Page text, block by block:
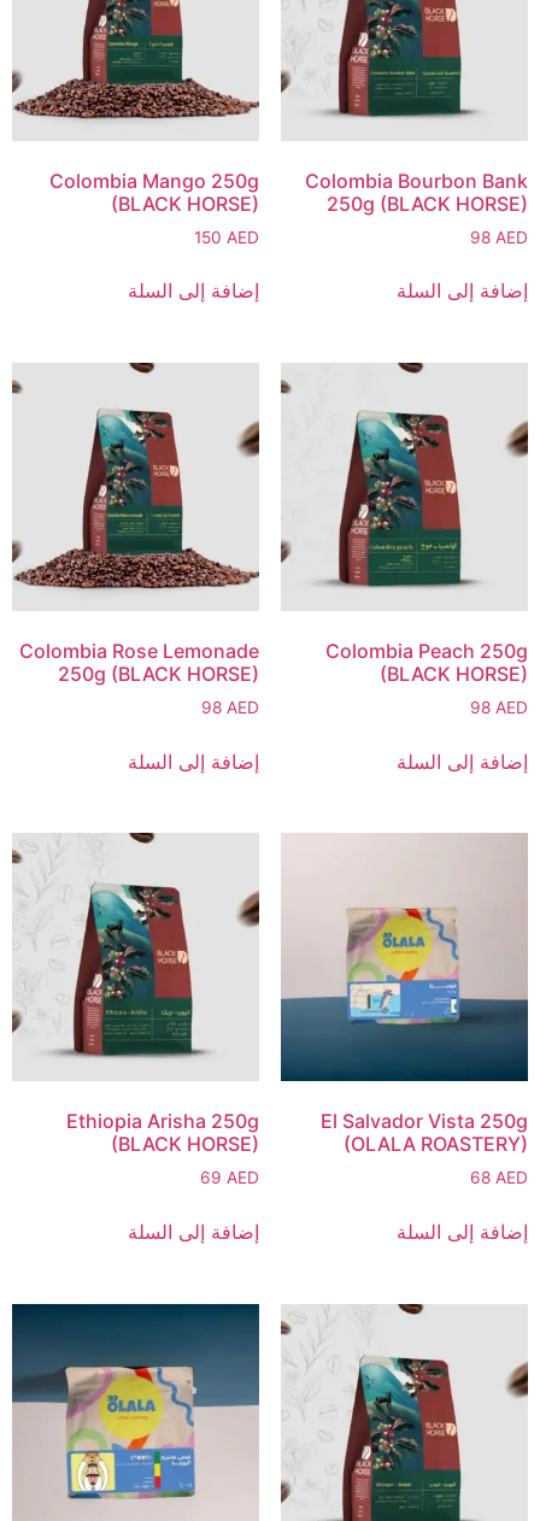
Colombia Bourbon Bank
250g (BLACK HORSE)
98 AED
إضافة إلى السلة
Colombia Mango 250g
(BLACK HORSE)
150AED
إضافة إلى السلة
Colombia Peach 250g
(BLACK HORSE)
98 AED
إضافة إلى السلة
Colombia Rose Lemonade
250g (BLACK HORSE)
98AED
إضافة إلى السلة
El Salvador Vista 250g
(OLALA ROASTERY)
68 AED
إضافة إلى السلة
Ethiopia Arisha 250g
(BLACK HORSE)
69AED
إضافة إلى السلة